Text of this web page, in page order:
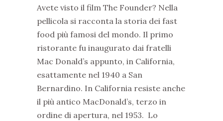
Avete visto il film The Founder? Nella
pellicola si racconta la storia dei fast
food più famosi del mondo. Il primo
ristorante fu inaugurato dai fratelli
Mac Donald’s appunto, in California,
esattamente nel 1940 a San
Bernardino. In California resiste anche
il più antico MacDonald’s, terzo in
ordine di apertura, nel 1953. Lo